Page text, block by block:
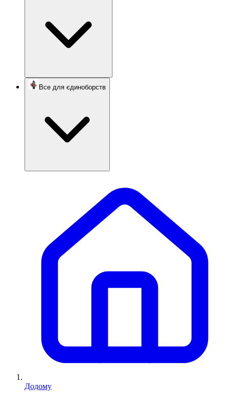
Все для єдиноборств
Додому